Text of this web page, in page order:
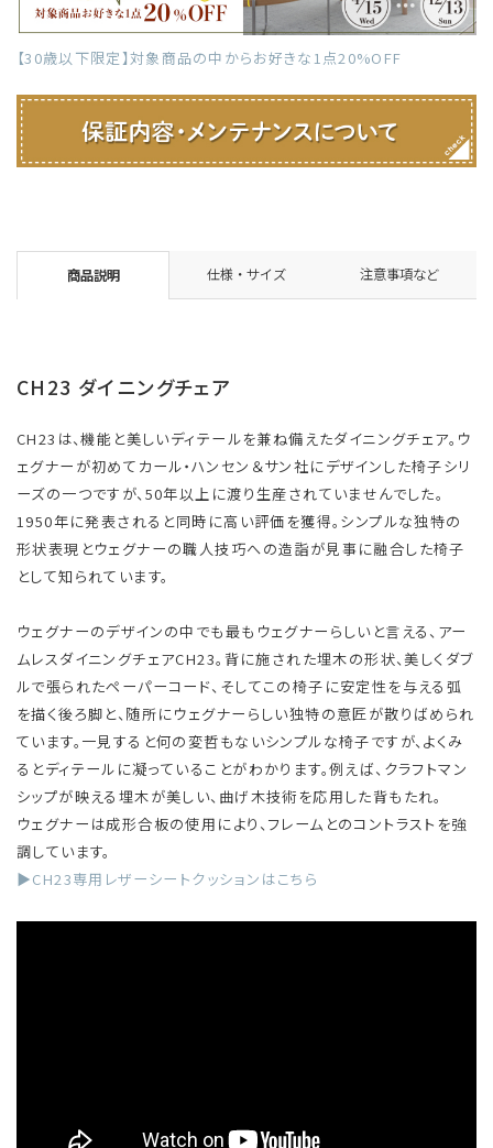
【30歳以下限定】対象商品の中からお好きな1点20%OFF
商品説明 仕様・サイズ 注意事項など
CH23 ダイニングチェア
CH23は、機能と美しいディテールを兼ね備えたダイニングチェア。ウ
ェグナーが初めてカール・ハンセン＆サン社にデザインした椅子シリ
ーズの一つですが、50年以上に渡り生産されていませんでした。
1950年に発表されると同時に高い評価を獲得。シンプルな独特の
形状表現とウェグナーの職人技巧への造詣が見事に融合した椅子
として知られています。
ウェグナーのデザインの中でも最もウェグナーらしいと言える、アー
ムレスダイニングチェアCH23。背に施された埋木の形状、美しくダブ
ルで張られたペーパーコード、そしてこの椅子に安定性を与える弧
を描く後ろ脚と、随所にウェグナーらしい独特の意匠が散りばめられ
ています。一見すると何の変哲もないシンプルな椅子ですが、よくみ
るとディテールに凝っていることがわかります。例えば、クラフトマン
シップが映える埋木が美しい、曲げ木技術を応用した背もたれ。
ウェグナーは成形合板の使用により、フレームとのコントラストを強
調しています。
▶CH23専用レザーシートクッションはこちら